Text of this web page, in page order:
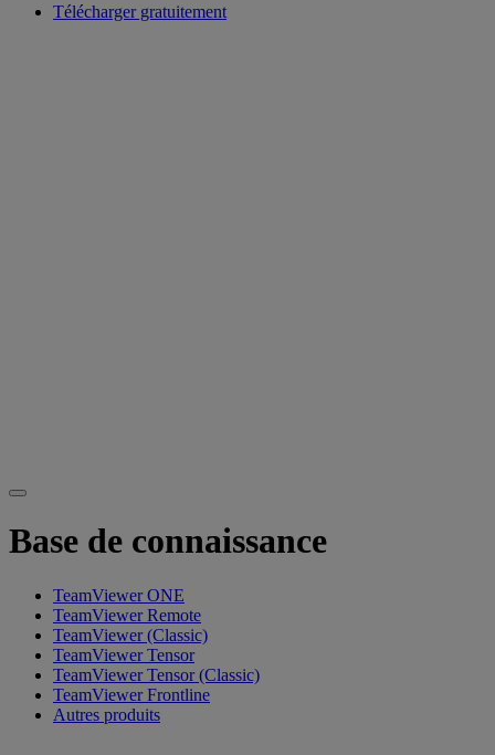
Télécharger gratuitement
Base de connaissance
TeamViewer ONE
TeamViewer Remote
TeamViewer (Classic)
TeamViewer Tensor
TeamViewer Tensor (Classic)
TeamViewer Frontline
Autres produits